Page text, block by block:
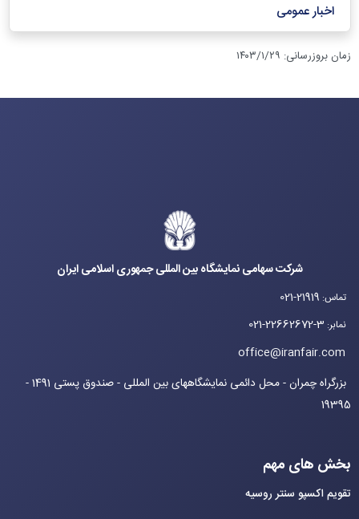
اخبار عمومی
زمان بروزرسانی: ۱۴۰۳/۱/۲۹
شرکت سهامی نمایشگاه بین المللی جمهوری اسلامی ایران
تماس:
021-21919
نمابر:
021-22662672-3
office@iranfair.com
بزرگراه چمران - محل دائمی نمایشگاههای بین المللی - صندوق پستی 1491 -
19395
بخش های مهم
تقویم اکسپو سنتر روسیه